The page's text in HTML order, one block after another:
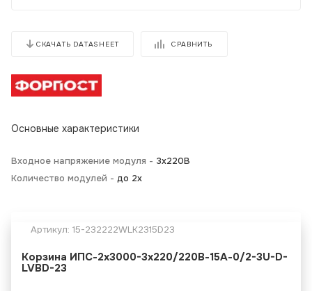
СКАЧАТЬ DATASHEET СРАВНИТЬ
Основные характеристики
Входное напряжение модуля - 3x220В
Количество модулей - до 2х
Артикул: 15-232222WLK2315D23
Корзина ИПС-2х3000-3х220/220В-15А-0/2-3U-D-
LVBD-23